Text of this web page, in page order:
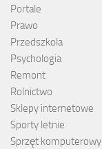
Portale
Prawo
Przedszkola
Psychologia
Remont
Rolnictwo
Sklepy internetowe
Sporty letnie
Sprzęt komputerowy